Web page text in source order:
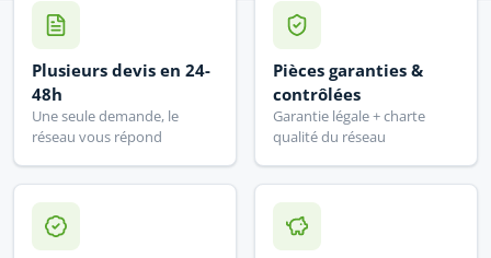
Plusieurs devis en 24-
48h
Une seule demande, le
réseau vous répond
Pièces garanties &
contrôlées
Garantie légale + charte
qualité du réseau